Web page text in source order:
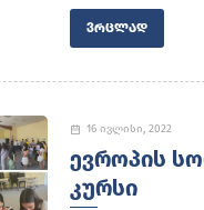
ᲕᲠᲪᲚᲐᲓ
16 ივლისი, 2022
ᲔᲕᲠᲝᲞᲘᲡ
ᲙᲣᲠᲡᲘ